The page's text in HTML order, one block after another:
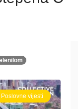
Poslovne vijesti